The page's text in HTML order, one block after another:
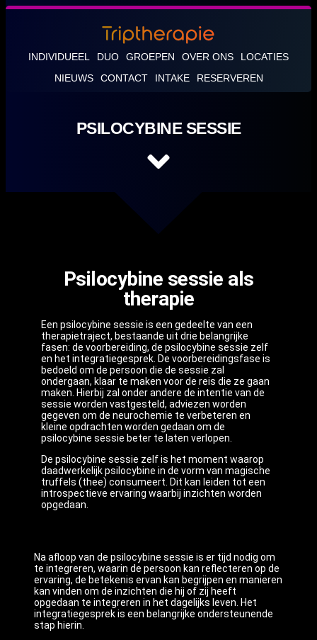
INDIVIDUEEL DUO GROEPEN OVER ONS
LOCATIES
NIEUWS
CONTACT INTAKE RESERVEREN
PSILOCYBINE SESSIE
Psilocybine sessie als
therapie
Een psilocybine sessie is een gedeelte van een
therapietraject, bestaande uit drie belangrijke
fasen: de voorbereiding, de psilocybine sessie zelf
en het integratiegesprek. De voorbereidingsfase is
bedoeld om de persoon die de sessie zal
ondergaan, klaar te maken voor de reis die ze gaan
maken. Hierbij zal onder andere de intentie van de
sessie worden vastgesteld, adviezen worden
gegeven om de neurochemie te verbeteren en
kleine opdrachten worden gedaan om de
psilocybine sessie beter te laten verlopen.
De psilocybine sessie zelf is het moment waarop
daadwerkelijk psilocybine in de vorm van magische
truffels (thee) consumeert. Dit kan leiden tot een
introspectieve ervaring waarbij inzichten worden
opgedaan.
Na afloop van de psilocybine sessie is er tijd nodig om
te integreren, waarin de persoon kan reflecteren op de
ervaring, de betekenis ervan kan begrijpen en manieren
kan vinden om de inzichten die hij of zij heeft
opgedaan te integreren in het dagelijks leven. Het
integratiegesprek is een belangrijke ondersteunende
stap hierin.